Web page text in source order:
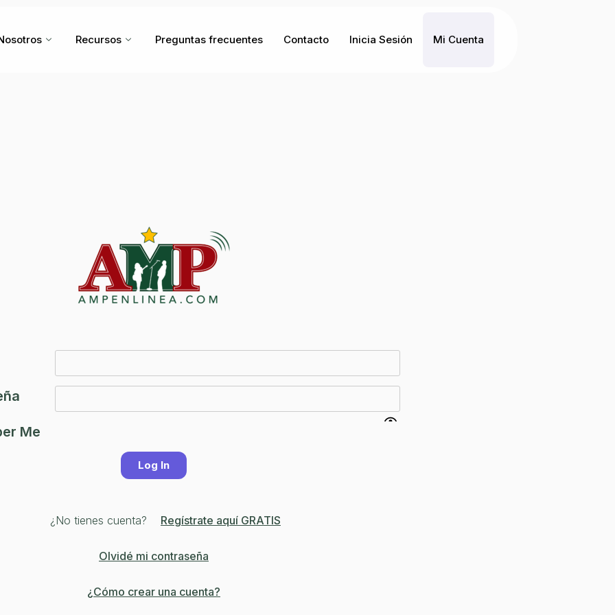
Recursos Preguntas frecuentes Contacto Inicia Sesión Mi Cuenta
Me
¿No tienes cuenta? Regístrate aquí GRATIS
Olvidé mi contraseña
¿Cómo crear una cuenta?